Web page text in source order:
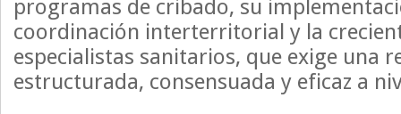
programas de cribado, su
coordinación interterritorial y la
especialistas sanitarios, que exige una
estructurada, consensuada y eficaz a